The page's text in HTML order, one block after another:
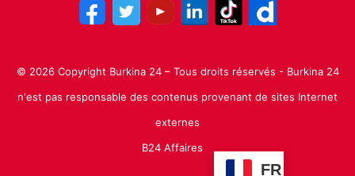
© 2026 Copyright Burkina 24 – Tous droits réservés - Burkina 24
n'est pas responsable des contenus provenant de sites Internet
externes
B24 Affaires
FR